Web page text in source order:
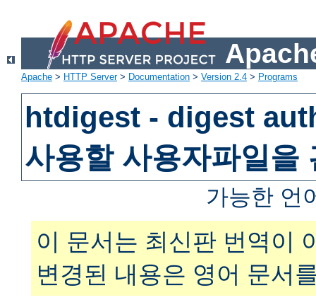
Apache > HTTP Server> Documentation > Version 2.4 > Programs
htdigest - digest
사용할 사용자파일을
가능한 언
이 문서는 최신판 번역이
변경된 내용은 영어 문서